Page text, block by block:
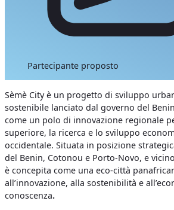
Partecipante proposto
Sèmè City è un progetto di sviluppo
sostenibile lanciato dal governo del
come un polo di innovazione regionale
superiore, la ricerca e lo sviluppo
occidentale. Situata in posizione
del Benin, Cotonou e Porto-Novo, e
è concepita come una eco-città
all’innovazione, alla sostenibilità e
conoscenza.